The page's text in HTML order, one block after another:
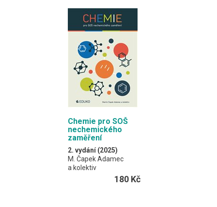
v rozsahu jednoho roku,
1–2 vyučovací hodiny
týdně.
Chemie pro SOŠ
nechemického
zaměření
2. vydání (2025)
M. Čapek Adamec
a kolektiv
Učebnice poskytuje180 Kč